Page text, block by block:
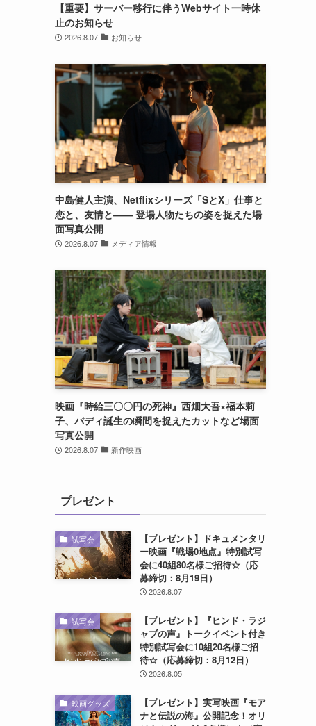
【重要】サーバー移行に伴うWebサイト一時休
止のお知らせ
2026.8.07 お知らせ
中島健人主演、Netflixシリーズ「SとX」仕事と
恋と、友情と―― 登場人物たちの姿を捉えた場
面写真公開
2026.8.07 メディア情報
映画『時給三〇〇円の死神』西畑大吾×福本莉
子、バディ誕生の瞬間を捉えたカットなど場面
写真公開
2026.8.07 新作映画
プレゼント
試写会
【プレゼント】ドキュメンタリ
ー映画『戦場0地点』特別試写
会に40組80名様ご招待☆（応
募締切：8月19日）
2026.8.07
試写会
【プレゼント】『ヒンド・ラジ
ャブの声』トークイベント付き
特別試写会に10組20名様ご招
待☆（応募締切：8月12日）
2026.8.05
映画グッズ
【プレゼント】実写映画『モア
ナと伝説の海』公開記念！オリ